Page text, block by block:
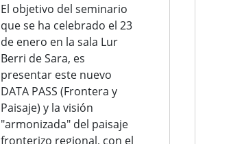
El objetivo del seminario
que se ha celebrado el 23
de enero en la sala Lur
Berri de Sara, es
presentar este nuevo
DATA PASS (Frontera y
Paisaje) y la visión
"armonizada" del paisaje
fronterizo regional, con el